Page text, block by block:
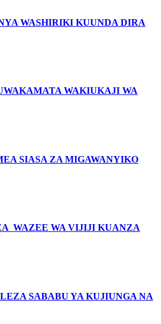
WASHIRIKI KUUNDA DIRA
WAKIUKAJI WA
SIASA ZA MIGAWANYIKO
WAZEE WA VIJIJI KUANZA
SABABU YA KUJIUNGA NA